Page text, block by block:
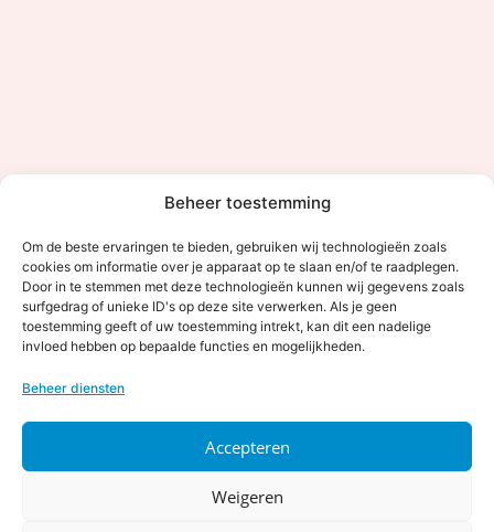
Beheer toestemming
Om de beste ervaringen te bieden, gebruiken wij technologieën zoals
cookies om informatie over je apparaat op te slaan en/of te raadplegen.
Door in te stemmen met deze technologieën kunnen wij gegevens zoals
surfgedrag of unieke ID's op deze site verwerken. Als je geen
toestemming geeft of uw toestemming intrekt, kan dit een nadelige
invloed hebben op bepaalde functies en mogelijkheden.
Beheer diensten
Accepteren
Weigeren
Contact
Showroom
Showroom open op afspraak
Silvoldsewseg 35, 7061 DL Terborg